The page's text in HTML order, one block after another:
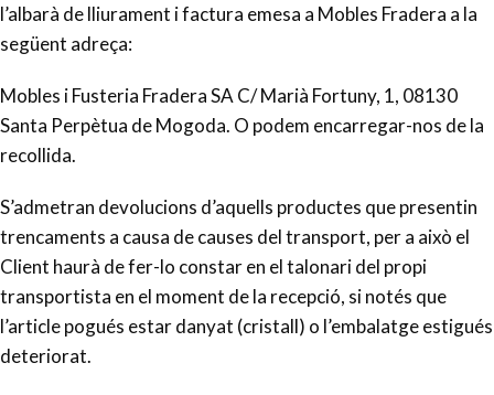
l’albarà de lliurament i factura emesa a Mobles Fradera a la
següent adreça:
Mobles i Fusteria Fradera SA C/ Marià Fortuny, 1, 08130
Santa Perpètua de Mogoda. O podem encarregar-nos de la
recollida.
S’admetran devolucions d’aquells productes que presentin
trencaments a causa de causes del transport, per a això el
Client haurà de fer-lo constar en el talonari del propi
transportista en el moment de la recepció, si notés que
l’article pogués estar danyat (cristall) o l’embalatge estigués
deteriorat.